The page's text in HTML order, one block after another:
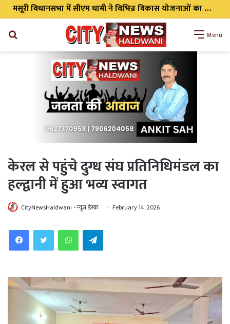
मसूरी विधानसभा में सीएम धामी ने विभिन्न विकास योजनाओं का किया लोकार्पण एवं शिलान्यास
Menu
केरल से पहुंचे दुग्ध संघ प्रतिनिधिमंडल का
हल्द्वानी में हुआ भव्य स्वागत
CityNewsHaldwani - न्यूज़ डेस्क February 14, 2026
WhatsAppTelegram